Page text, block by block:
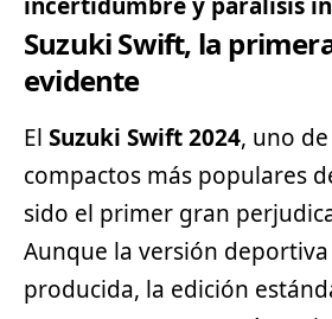
Suzuki Swift, la
evidente
El Suzuki Swift 2024, uno
compactos más populares
sido el primer gran
Aunque la versión
producida, la edición